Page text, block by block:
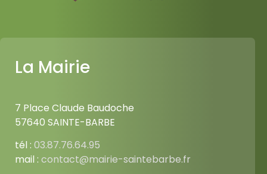
La Mairie
7 Place Claude Baudoche
57640 SAINTE-BARBE
tél : 03.87.76.64.95
mail : contact@mairie-saintebarbe.fr